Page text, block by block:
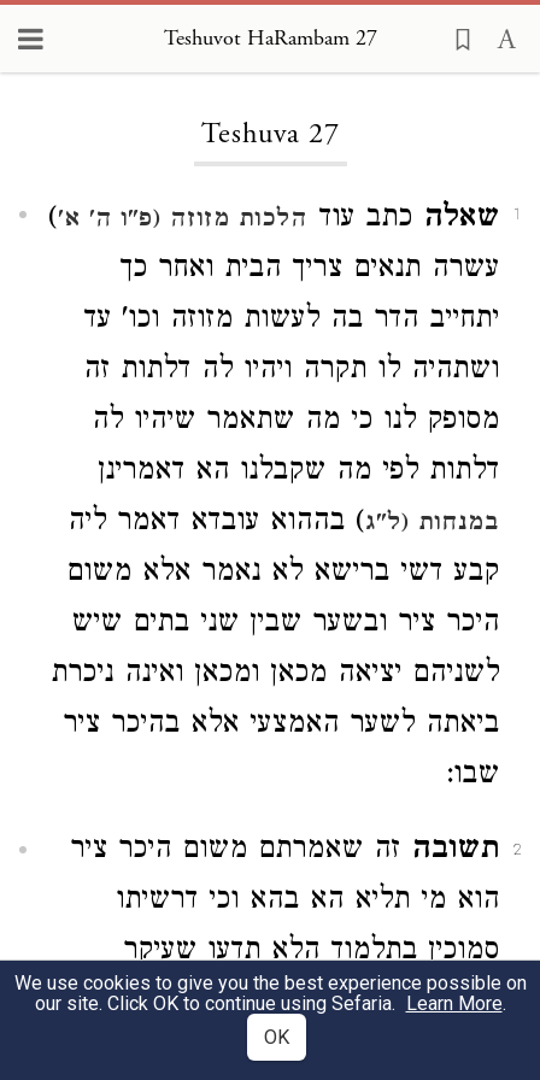
Teshuvot HaRambam 27
Teshuva 27
1 שאלה כתב עוד הלכות מזוזה (פ"ו ה' א')
עשרה תנאים צריך הבית ואחר כך
יתחייב הדר בה לעשות מזוזה וכו' עד
ושתהיה לו תקרה ויהיו לה דלתות זה
מסופק לנו כי מה שתאמר שיהיו לה
דלתות לפי מה שקבלנו הא דאמרינן
במנחות (ל"ג) בההוא עובדא דאמר ליה
קבע דשי ברישא לא נאמר אלא משום
היכר ציר ובשער שבין שני בתים שיש
לשניהם יציאה מכאן ומכאן ואינה ניכרת
ביאתה לשער האמצעי אלא בהיכר ציר
שבו:
2 תשובה זה שאמרתם משום היכר ציר
הוא מי תליא הא בהא וכי דרשיתו
סמוכין בתלמוד הלא תדעו שעיקר
המצוה לא תלה אותה אלא בשער
שנאמר על מזוזות ביתך ובשעריך וכי
We use cookies to give you the best experience possible on
our site. Click OK to continue using Sefaria. Learn More.
OK